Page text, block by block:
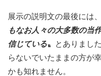
展示の説明文の最後には、
もなお人々の大多数の当
信じている〟
とありまし
らないでいたままの方が
かも知れません。